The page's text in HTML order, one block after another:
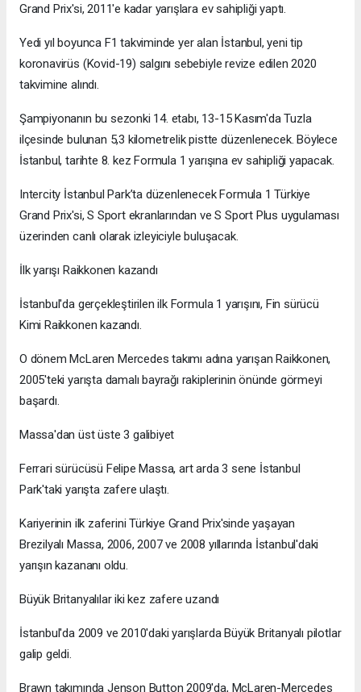
Grand Prix'si, 2011'e kadar yarışlara ev sahipliği yaptı.
Yedi yıl boyunca F1 takviminde yer alan İstanbul, yeni tip
koronavirüs (Kovid-19) salgını sebebiyle revize edilen 2020
takvimine alındı.
Şampiyonanın bu sezonki 14. etabı, 13-15 Kasım'da Tuzla
ilçesinde bulunan 5,3 kilometrelik pistte düzenlenecek. Böylece
İstanbul, tarihte 8. kez Formula 1 yarışına ev sahipliği yapacak.
Intercity İstanbul Park’ta düzenlenecek Formula 1 Türkiye
Grand Prix'si, S Sport ekranlarından ve S Sport Plus uygulaması
üzerinden canlı olarak izleyiciyle buluşacak.
İlk yarışı Raikkonen kazandı
İstanbul'da gerçekleştirilen ilk Formula 1 yarışını, Fin sürücü
Kimi Raikkonen kazandı.
O dönem McLaren Mercedes takımı adına yarışan Raikkonen,
2005'teki yarışta damalı bayrağı rakiplerinin önünde görmeyi
başardı.
Massa'dan üst üste 3 galibiyet
Ferrari sürücüsü Felipe Massa, art arda 3 sene İstanbul
Park'taki yarışta zafere ulaştı.
Kariyerinin ilk zaferini Türkiye Grand Prix'sinde yaşayan
Brezilyalı Massa, 2006, 2007 ve 2008 yıllarında İstanbul'daki
yarışın kazananı oldu.
Büyük Britanyalılar iki kez zafere uzandı
İstanbul'da 2009 ve 2010'daki yarışlarda Büyük Britanyalı pilotlar
galip geldi.
Brawn takımında Jenson Button 2009'da, McLaren-Mercedes